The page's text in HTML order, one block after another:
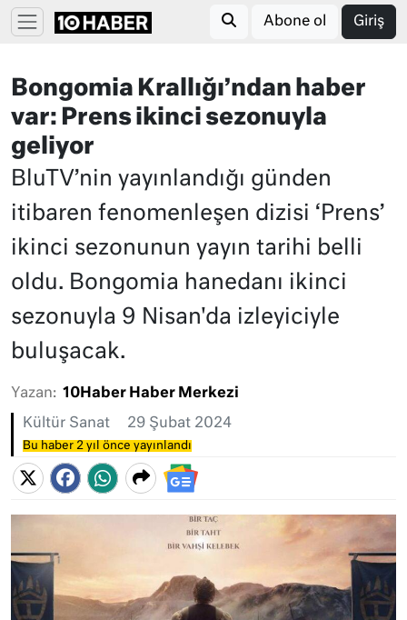
Abone ol Giriş
Bongomia Krallığı’ndan haber
var: Prens ikinci sezonuyla
geliyor
BluTV’nin yayınlandığı günden
itibaren fenomenleşen dizisi ‘Prens’
ikinci sezonunun yayın tarihi belli
oldu. Bongomia hanedanı ikinci
sezonuyla 9 Nisan'da izleyiciyle
buluşacak.
Yazan: 10Haber Haber Merkezi
Kültür Sanat 29 Şubat 2024
Bu haber 2 yıl önce yayınlandı